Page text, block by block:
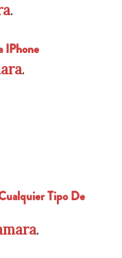
.
IPhone
.
Tipo De
.